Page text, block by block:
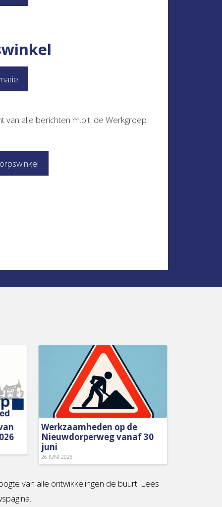
van alle berichten m.b.t. de Werkgroep
Werkzaamheden op de
Nieuwdorperweg vanaf 30
juni
26 JUNI 2026
van alle ontwikkelingen de buurt. Lees